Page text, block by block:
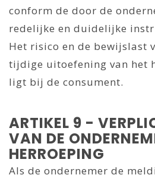
conform de door de
redelijke en duidelijke
Het risico en de bewijslast
tijdige uitoefening van het
ligt bij de consument.
ARTIKEL 9 -
VAN DE
HERROEPING
Als de ondernemer de